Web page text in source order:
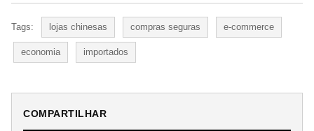
Tags: lojas chinesas compras seguras e-commerce
economia importados
COMPARTILHAR